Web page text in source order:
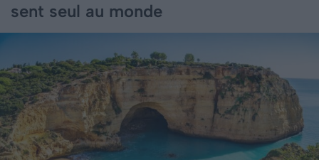
sent seul au monde